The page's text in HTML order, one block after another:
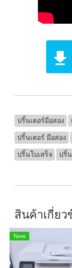
ปริ้นเตอร์มือสอง
ปริ้นเตอร์ มือสอง
ปริ้นใบเสร็จ ปริ้
สินค้าเกี่ยว
New